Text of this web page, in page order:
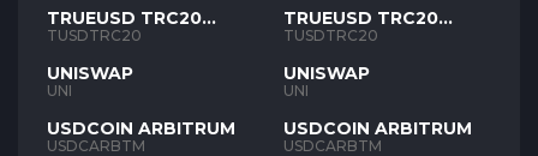
TRUEUSD TRC20
TUSD
TUSDTRC20
UNISWAP
UNI
USDCOIN ARBITRUM
USDCARBTM
TRUEUSD TRC20
TUSD
TUSDTRC20
UNISWAP
UNI
USDCOIN ARBITRUM
USDCARBTM